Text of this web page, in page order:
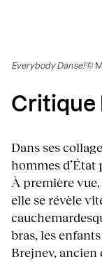
Everybody Danse!©
Critique
Dans ses
hommes d’État
À première
elle se révèle
bras, les
Brejnev, ancien